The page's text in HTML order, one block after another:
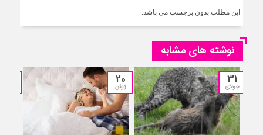
این مطلب بدون برچسب می باشد.
نوشته های مشابه
31
جولای 20
ژوئن